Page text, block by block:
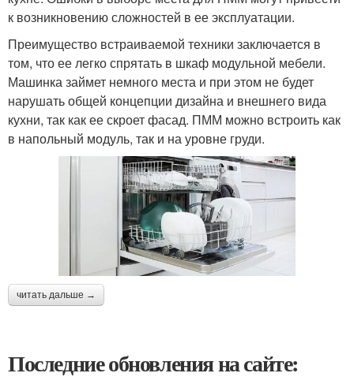
к возникновению сложностей в ее эксплуатации.
Преимущество встраиваемой техники заключается в
том, что ее легко спрятать в шкаф модульной мебели.
Машинка займет немного места и при этом не будет
нарушать общей концепции дизайна и внешнего вида
кухни, так как ее скроет фасад. ПММ можно встроить как
в напольный модуль, так и на уровне груди.
читать дальше →
Последние обновления на сайте: